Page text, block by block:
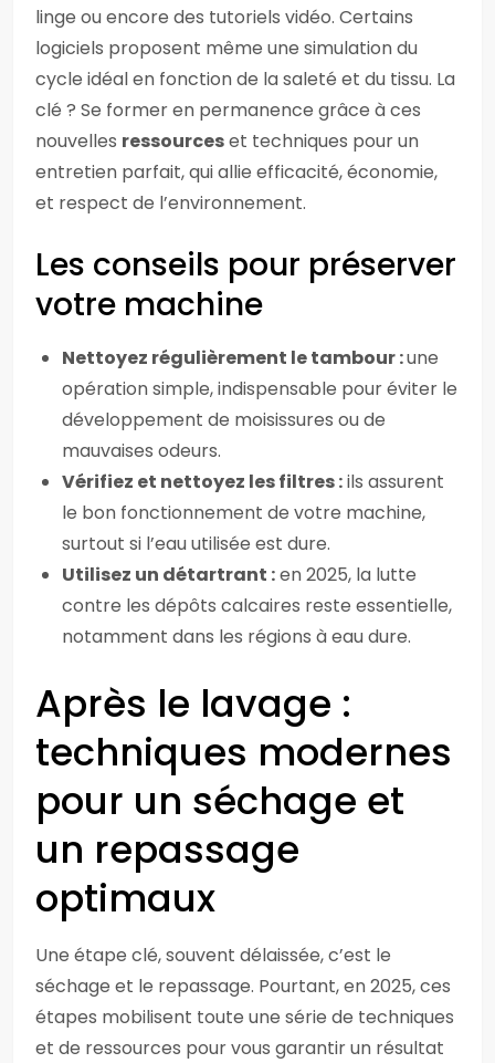
linge ou encore des tutoriels vidéo. Certains
logiciels proposent même une simulation du
cycle idéal en fonction de la saleté et du tissu. La
clé ? Se former en permanence grâce à ces
nouvelles ressourceset techniques pour un
entretien parfait, qui allie efficacité, économie,
et respect de l’environnement.
Les conseils pour préserver
votre machine
Nettoyez régulièrement le tambour :une
opération simple, indispensable pour éviter le
développement de moisissures ou de
mauvaises odeurs.
Vérifiez et nettoyez les filtres :ils assurent
le bon fonctionnement de votre machine,
surtout si l’eau utilisée est dure.
Utilisez un détartrant :en 2025, la lutte
contre les dépôts calcaires reste essentielle,
notamment dans les régions à eau dure.
Après le lavage :
techniques modernes
pour un séchage et
un repassage
optimaux
Une étape clé, souvent délaissée, c’est le
séchage et le repassage. Pourtant, en 2025, ces
étapes mobilisent toute une série de techniques
et de ressources pour vous garantir un résultat